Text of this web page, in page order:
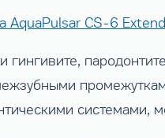
AquaPulsar CS-6
гингивите,
системами,